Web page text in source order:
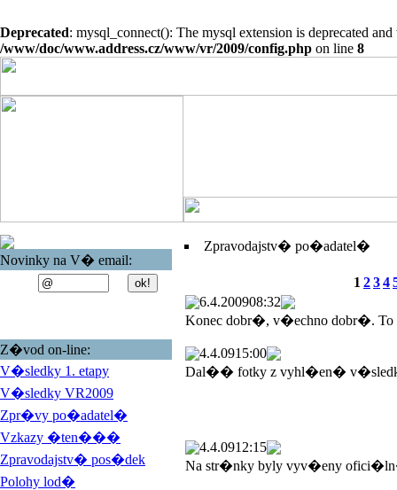
Deprecated: mysql_connect(): The mysql extension is deprecated
/www/doc/www.address.cz/www/vr/2009/config.php on line 8
Novinky na V� email:
Z�vod on-line:
V�sledky 1. etapy
V�sledky VR2009
Zpr�vy po�adatel�
Vzkazy �ten���
Zpravodajstv� pos�dek
Polohy lod�
Zpravodajstv� po�adatel�
1 234
6.4.200908:32
Konec dobr�, v�echno dobr�.
4.4.0915:00
Dal�� fotky z vyhl�en�
4.4.0912:15
Na str�nky byly vyv�eny